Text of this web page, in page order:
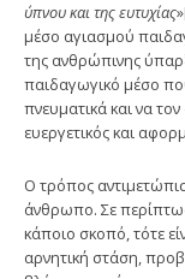
ύπνου και της ευτυχίας
μέσο αγιασμού
της ανθρώπινης
παιδαγωγικό μέσο
πνευματικά και να
ευεργετικός και
Ο τρόπος
άνθρωπο. Σε
κάποιο σκοπό, τότε
αρνητική στάση,